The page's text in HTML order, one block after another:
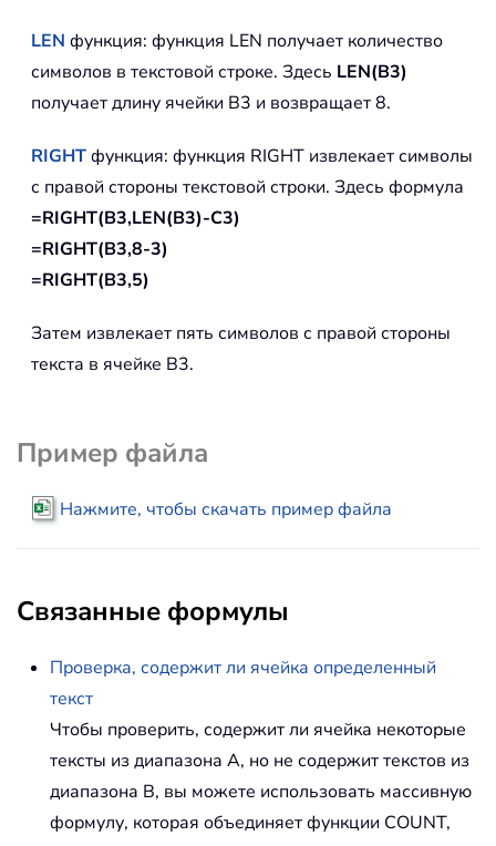
LEN функция: функция LEN получает количество
символов в текстовой строке. Здесь LEN(B3)
получает длину ячейки B3 и возвращает 8.
RIGHTфункция: функция RIGHT извлекает символы
с правой стороны текстовой строки. Здесь формула
=RIGHT(B3,LEN(B3)-C3)
=RIGHT(B3,8-3)
=RIGHT(B3,5)
Затем извлекает пять символов с правой стороны
текста в ячейке B3.
Пример файла
Нажмите, чтобы скачать пример файла
Связанные формулы
Проверка, содержит ли ячейка определенный
текст
Чтобы проверить, содержит ли ячейка некоторые
тексты из диапазона A, но не содержит текстов из
диапазона B, вы можете использовать массивную
формулу, которая объединяет функции COUNT,